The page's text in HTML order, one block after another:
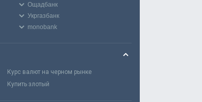
Ощадбанк
Укргазбанк
monobank
Курс валют на черном рынке
Купить злотый